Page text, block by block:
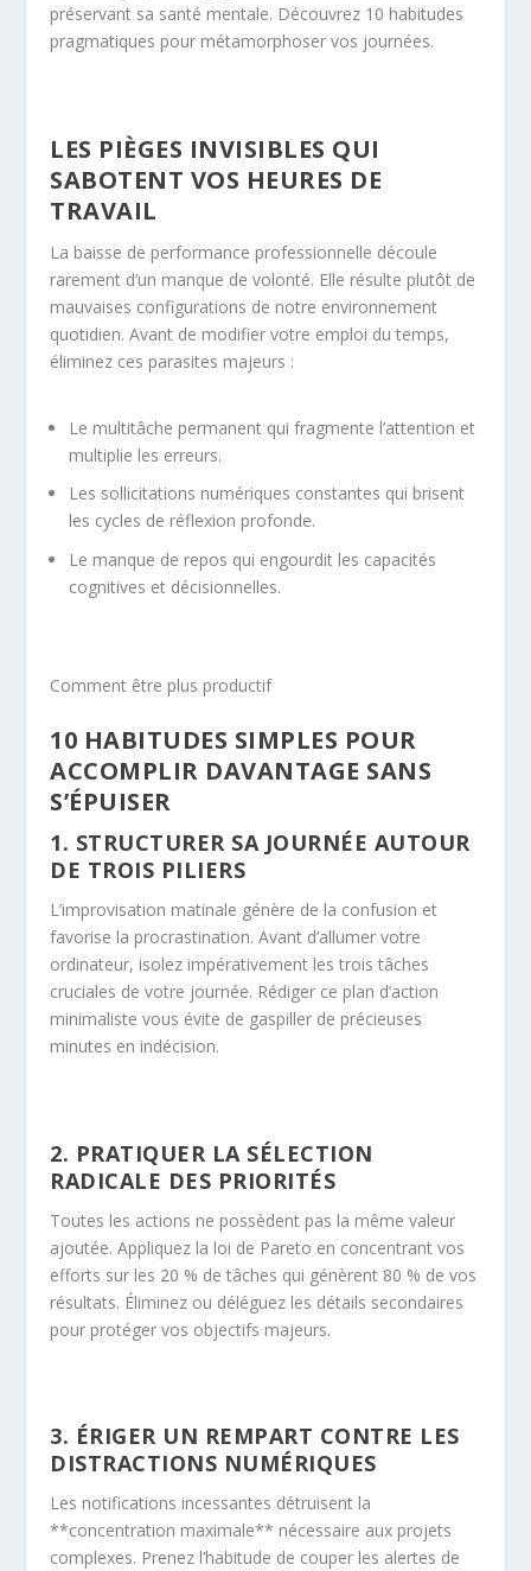
préservant sa santé mentale. Découvrez 10 habitudes
pragmatiques pour métamorphoser vos journées.
LES PIÈGES INVISIBLES QUI
SABOTENT VOS HEURES DE
TRAVAIL
La baisse de performance professionnelle découle
rarement d’un manque de volonté. Elle résulte plutôt de
mauvaises configurations de notre environnement
quotidien. Avant de modifier votre emploi du temps,
éliminez ces parasites majeurs :
Le multitâche permanent qui fragmente l’attention et
multiplie les erreurs.
Les sollicitations numériques constantes qui brisent
les cycles de réflexion profonde.
Le manque de repos qui engourdit les capacités
cognitives et décisionnelles.
Comment être plus productif
10 HABITUDES SIMPLES POUR
ACCOMPLIR DAVANTAGE SANS
S’ÉPUISER
1. STRUCTURER SA JOURNÉE AUTOUR
DE TROIS PILIERS
L’improvisation matinale génère de la confusion et
favorise la procrastination. Avant d’allumer votre
ordinateur, isolez impérativement les trois tâches
cruciales de votre journée. Rédiger ce plan d’action
minimaliste vous évite de gaspiller de précieuses
minutes en indécision.
2. PRATIQUER LA SÉLECTION
RADICALE DES PRIORITÉS
Toutes les actions ne possèdent pas la même valeur
ajoutée. Appliquez la loi de Pareto en concentrant vos
efforts sur les 20 % de tâches qui génèrent 80 % de vos
résultats. Éliminez ou déléguez les détails secondaires
pour protéger vos objectifs majeurs.
3. ÉRIGER UN REMPART CONTRE LES
DISTRACTIONS NUMÉRIQUES
Les notifications incessantes détruisent la
**concentration maximale** nécessaire aux projets
complexes. Prenez l’habitude de couper les alertes de